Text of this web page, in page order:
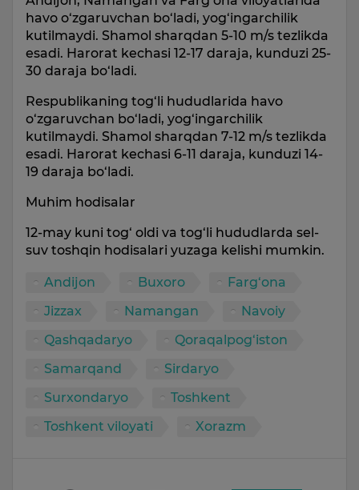
havo o‘zgaruvchan bo‘ladi, yog‘ingarchilik
kutilmaydi. Shamol sharqdan 5-10 m/s tezlikda
esadi. Harorat kechasi 12-17 daraja, kunduzi 25-
30 daraja bo‘ladi.
Respublikaning tog‘li hududlarida havo
o‘zgaruvchan bo‘ladi, yog‘ingarchilik
kutilmaydi. Shamol sharqdan 7-12 m/s tezlikda
esadi. Harorat kechasi 6-11 daraja, kunduzi 14-
19 daraja bo‘ladi.
Muhim hodisalar
12-may kuni tog‘ oldi va tog‘li hududlarda sel-
suv toshqin hodisalari yuzaga kelishi mumkin.
Andijon Buxoro
Farg‘ona
Jizzax
Namangan
Navoiy
Qashqadaryo
Qoraqalpog‘iston
Samarqand
Sirdaryo
Surxondaryo
Toshkent
Toshkent viloyati
Xorazm